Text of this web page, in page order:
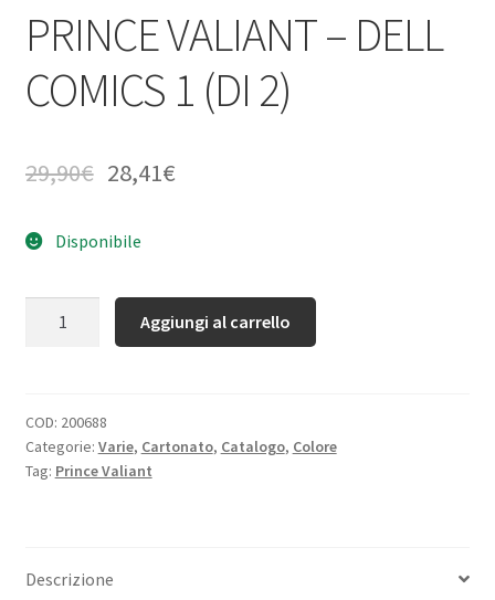
PRINCE VALIANT – DELL
COMICS 1 (DI 2)
29,90€ 28,41€
Disponibile
Aggiungi al carrello
COD: 200688
Categorie: Varie, Cartonato, Catalogo, Colore
Tag: Prince Valiant
Descrizione